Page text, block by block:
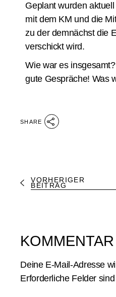
Geplant wurden
mit dem KM und die
zu der demnächst die
verschickt wird.
Wie war es
gute Gespräche! Was
SHARE
VORHERIGER
BEITRAG
Deine E-Mail-Adresse
Erforderliche Felder